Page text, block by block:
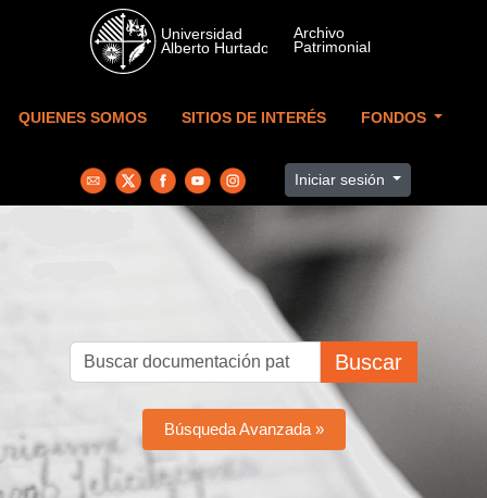
Skip to main content
QUIENES SOMOS SITIOS DE INTERÉS FONDOS
Iniciar sesión
Buscar
Búsqueda Avanzada »